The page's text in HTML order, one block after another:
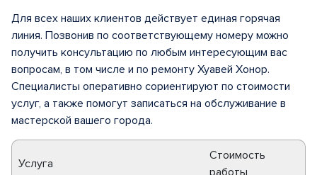
Для всех наших клиентов действует единая горячая
линия. Позвонив по соответствующему номеру можно
получить консультацию по любым интересующим вас
вопросам, в том числе и по ремонту Хуавей Хонор.
Специалисты оперативно сориентируют по стоимости
услуг, а также помогут записаться на обслуживание в
мастерской вашего города.
Услуга
Стоимость
работы